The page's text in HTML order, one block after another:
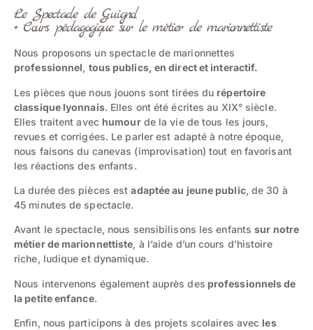
Le Spectacle de Guignol
+ Cours pédagogique sur le métier de marionnettiste
Nous proposons un spectacle de marionnettes
professionnel, tous publics, en direct et interactif.
Les pièces que nous jouons sont tirées du répertoire
classique lyonnais. Elles ont été écrites au XIX° siècle.
Elles traitent avec humourde la vie de tous les jours,
revues et corrigées. Le parler est adapté à notre époque,
nous faisons du canevas (improvisation) tout en favorisant
les réactions des enfants.
La durée des pièces estadaptée au jeune public, de 30 à
45 minutes de spectacle.
Avant le spectacle, nous sensibilisons les enfantssur notre
métier de marionnettiste, à l’aide d’un cours d’histoire
riche, ludique et dynamique.
Nous intervenons également auprès des professionnels de
la petite enfance.
Enfin, nous participons à des projets scolaires avec les